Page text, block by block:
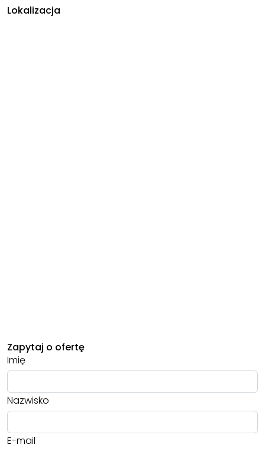
Lokalizacja
Zapytaj o ofertę
Imię
Nazwisko
E-mail